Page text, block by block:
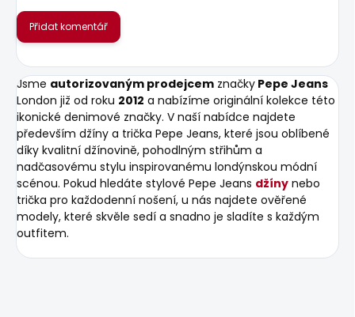
Přidat komentář
Jsme autorizovaným prodejcem značky Pepe Jeans
London již od roku 2012 a nabízíme originální kolekce této
ikonické denimové značky. V naší nabídce najdete
především džíny a trička Pepe Jeans, které jsou oblíbené
díky kvalitní džínovině, pohodlným střihům a
nadčasovému stylu inspirovanému londýnskou módní
scénou. Pokud hledáte stylové Pepe Jeans džíny nebo
trička pro každodenní nošení, u nás najdete ověřené
modely, které skvěle sedí a snadno je sladíte s každým
outfitem.